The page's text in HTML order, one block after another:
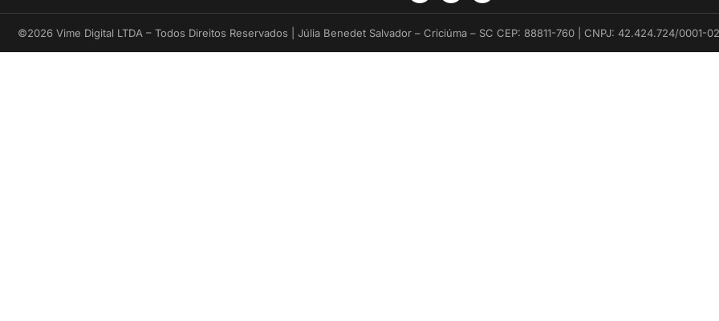
©2026 Vime Digital LTDA – Todos Direitos Reservados | Júlia Benedet Salvador – Criciúma – SC CEP: 88811-760 | CNPJ: 42.424.724/0001-02